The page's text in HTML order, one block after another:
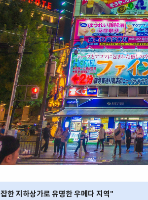
한 지하상가로 유명한 우메다 지역"